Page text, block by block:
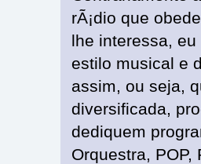
rÃ¡dio que
lhe interessa,
estilo musical e
assim, ou seja,
diversificada,
dediquem
Orquestra, POP,